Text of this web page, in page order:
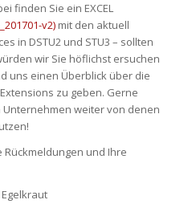
finden Sie ein EXCEL
v2)mit den aktuell
in DSTU2 und STU3 – sollten
wir Sie höflichst ersuchen
uns einen Überblick über die
zu geben. Gerne
weiter von denen
und Ihre